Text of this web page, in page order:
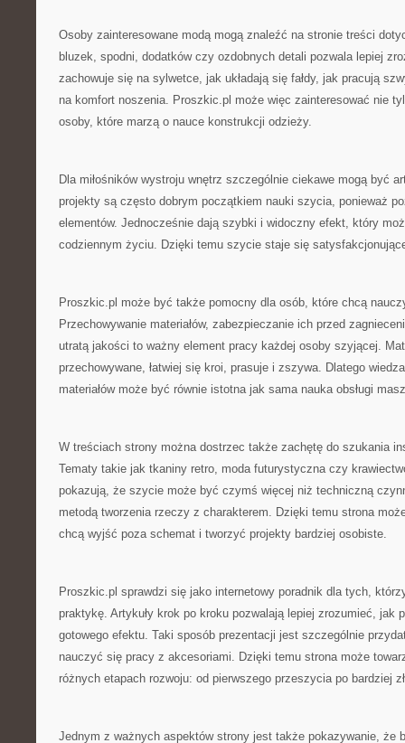
Osoby zainteresowane modą mogą znaleźć na stronie treści
bluzek, spodni, dodatków czy ozdobnych detali pozwala lepiej
zachowuje się na sylwetce, jak układają się fałdy, jak pracują
na komfort noszenia. Proszkic.pl może więc zainteresować nie
osoby, które marzą o nauce konstrukcji odzieży.
Dla miłośników wystroju wnętrz szczególnie ciekawe mogą być
projekty są często dobrym początkiem nauki szycia, ponieważ
elementów. Jednocześnie dają szybki i widoczny efekt, który
codziennym życiu. Dzięki temu szycie staje się
Proszkic.pl może być także pomocny dla osób, które chcą
Przechowywanie materiałów, zabezpieczanie ich przed
utratą jakości to ważny element pracy każdej osoby szyjącej.
przechowywane, łatwiej się kroi, prasuje i zszywa. Dlatego
materiałów może być równie istotna jak sama nauka obsługi
W treściach strony można dostrzec także zachętę do szukania
Tematy takie jak tkaniny retro, moda futurystyczna czy
pokazują, że szycie może być czymś więcej niż techniczną
metodą tworzenia rzeczy z charakterem. Dzięki temu strona
chcą wyjść poza schemat i tworzyć projekty bardziej osobiste.
Proszkic.pl sprawdzi się jako internetowy poradnik dla tych,
praktykę. Artykuły krok po kroku pozwalają lepiej zrozumieć, jak
gotowego efektu. Taki sposób prezentacji jest szczególnie
nauczyć się pracy z akcesoriami. Dzięki temu strona może
różnych etapach rozwoju: od pierwszego przeszycia po bardziej
Jednym z ważnych aspektów strony jest także pokazywanie, że